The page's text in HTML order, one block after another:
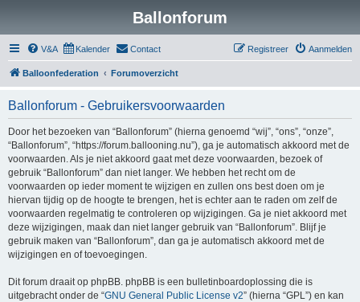
Ballonforum
V&A Kalender Contact Aanmelden
Registreer
Balloonfederation Forumoverzicht
Ballonforum - Gebruikersvoorwaarden
Door het bezoeken van “Ballonforum” (hierna genoemd “wij”, “ons”, “onze”,
“Ballonforum”, “https://forum.ballooning.nu”), ga je automatisch akkoord met de
voorwaarden. Als je niet akkoord gaat met deze voorwaarden, bezoek of
gebruik “Ballonforum” dan niet langer. We hebben het recht om de
voorwaarden op ieder moment te wijzigen en zullen ons best doen om je
hiervan tijdig op de hoogte te brengen, het is echter aan te raden om zelf de
voorwaarden regelmatig te controleren op wijzigingen. Ga je niet akkoord met
deze wijzigingen, maak dan niet langer gebruik van “Ballonforum”. Blijf je
gebruik maken van “Ballonforum”, dan ga je automatisch akkoord met de
wijzigingen en of toevoegingen.
Dit forum draait op phpBB. phpBB is een bulletinboardoplossing die is
uitgebracht onder de “GNU General Public License v2” (hierna “GPL”) en kan